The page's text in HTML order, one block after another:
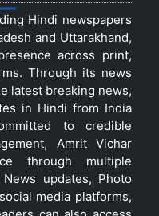
Hindi newspapers
and Uttarakhand,
across print,
Through its news
latest breaking news,
in Hindi from India
to credible
Amrit Vichar
through multiple
updates, Photo
media platforms,